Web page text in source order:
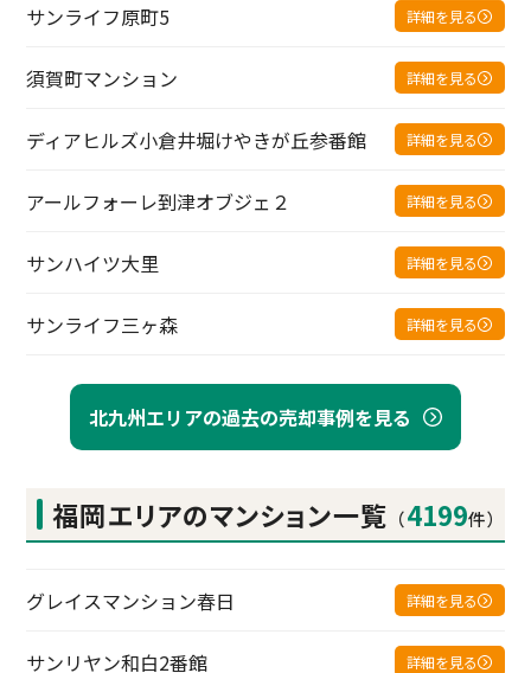
北九州エリアの過去の売却事例を見る
サンライフ原町5 詳細を見る
須賀町マンション 詳細を見る
ディアヒルズ小倉井堀けやきが丘参番館 詳細を見る
アールフォーレ到津オブジェ２ 詳細を見る
サンハイツ大里 詳細を見る
サンライフ三ヶ森 詳細を見る
福岡エリアのマンション一覧 （4199件）
グレイスマンション春日 詳細を見る
サンリヤン和白2番館 詳細を見る